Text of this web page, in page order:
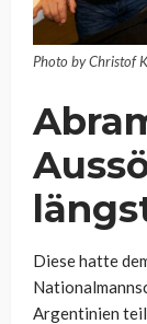
Photo by Christof
Diese hatte
Argentinien